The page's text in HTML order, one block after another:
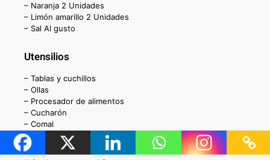
– Naranja 2 Unidades
– Limón amarillo 2 Unidades
– Sal Al gusto
Utensilios
– Tablas y cuchillos
– Ollas
– Procesador de alimentos
– Cucharón
– Comal
– Cazuelas y cucharas